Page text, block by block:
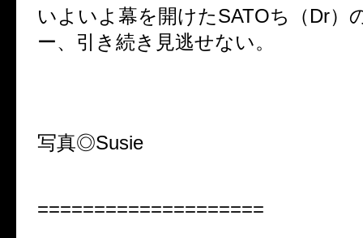
いよいよ幕を開けたSATOち（Dr）
ー、引き続き見逃せない。
写真◎Susie
====================